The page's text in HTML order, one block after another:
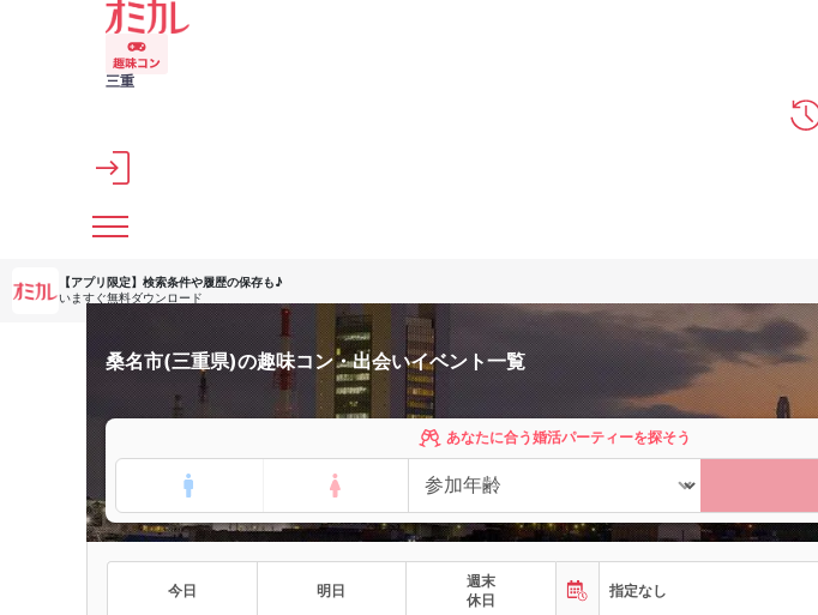
メインコンテンツへスキップ
三重
【アプリ限定】 検索条件や履歴の保存も♪
いますぐ無料ダウンロード
桑名市(三重県)の趣味コン・出会いイベント一覧
あなたに合う婚活パーティーを探そう
今日 明日
週末
休日
指定なし